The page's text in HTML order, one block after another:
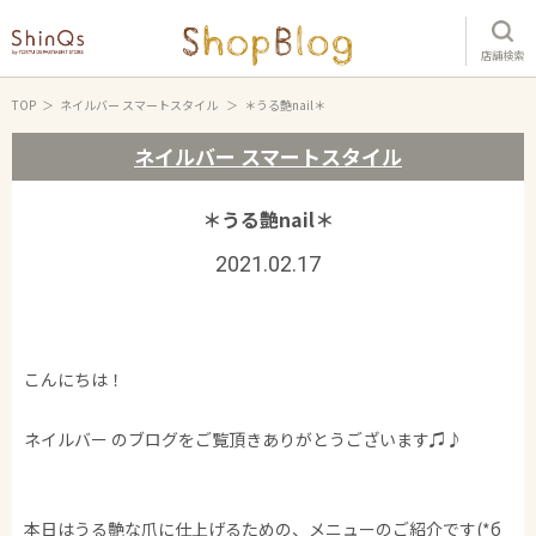
店舗検索
TOP ネイルバー スマートスタイル ＊うる艶nail＊
ネイルバー スマートスタイル
＊うる艶nail＊
2021.02.17
こんにちは！
ネイルバー のブログをご覧頂きありがとうございます♫♪
本日はうる艶な爪に仕上げるための、メニューのご紹介です(*б